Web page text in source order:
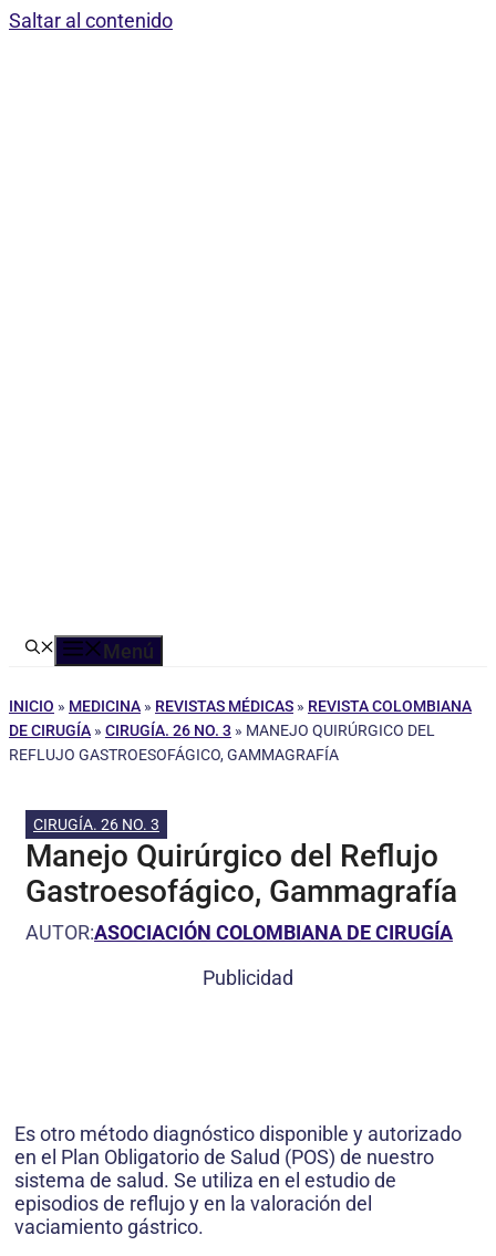
Saltar al contenido
Menú
INICIO » MEDICINA » REVISTAS MÉDICAS » REVISTA COLOMBIANA
DE CIRUGÍA » CIRUGÍA. 26 NO. 3 » MANEJO QUIRÚRGICO DEL
REFLUJO GASTROESOFÁGICO, GAMMAGRAFÍA
CIRUGÍA. 26 NO. 3
Manejo Quirúrgico del Reflujo
Gastroesofágico, Gammagrafía
AUTOR:ASOCIACIÓN COLOMBIANA DE CIRUGÍA
Publicidad
Es otro método diagnóstico disponible y autorizado
en el Plan Obligatorio de Salud (POS) de nuestro
sistema de salud. Se utiliza en el estudio de
episodios de reflujo y en la valoración del
vaciamiento gástrico.